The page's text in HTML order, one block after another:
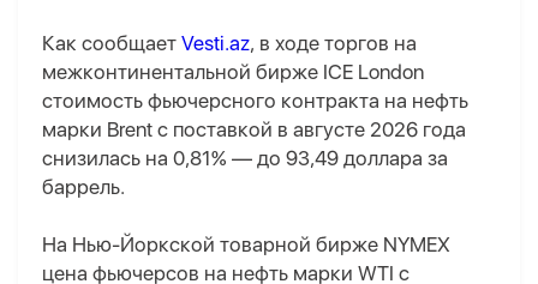
Как сообщает Vesti.az, в ходе торгов на
межконтинентальной бирже ICE London
стоимость фьючерсного контракта на нефть
марки Brent с поставкой в августе 2026 года
снизилась на 0,81% — до 93,49 доллара за
баррель.
На Нью-Йоркской товарной бирже NYMEX
цена фьючерсов на нефть марки WTI с